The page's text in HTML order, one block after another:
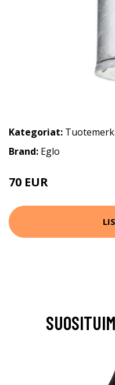
Kategoriat:
Brand: Eglo
70 EUR